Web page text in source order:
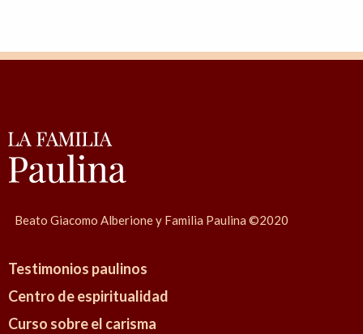
Beato Giacomo Alberione y Familia Paulina ©2020
Testimonios paulinos
Centro de espiritualidad
Curso sobre el carisma